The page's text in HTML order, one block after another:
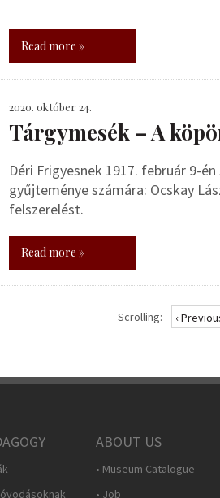
Read more »
2020. október 24.
Tárgymesék – A
Déri Frigyesnek 1917. február 9-
gyűjteménye számára: Ocskay
felszerelést.
Read more »
Scrolling: ‹
ABOUT US
• Museum Catalogue
• Job